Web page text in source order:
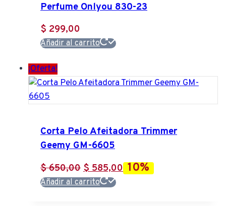
Perfume Onlyou 830-23
$ 299,00
Añadir al carrito
¡Oferta!
Corta Pelo Afeitadora Trimmer
Geemy GM-6605
$650,00 El
precio
$585,00El10%
Añadir al carrito